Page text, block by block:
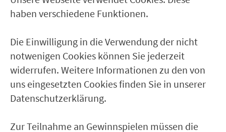
Ver­kehrs­ver­bund Groß­raum
22.000 Qua­drat­ki­lo­me­ter. 130 Ver­kehrs­un­
ter­neh­men. 1.100 Linien. Eine Fahr­kar­te.
Ver­bin­dungen
Abfahrten
haben verschiedene Funktionen.
Die Einwilligung in die Verwendung der nicht
notwenigen Cookies können Sie jederzeit
widerrufen. Weitere Informationen zu den von
uns eingesetzten Cookies finden Sie in unserer
Datenschutzerklärung.
Zur Teilnahme an Gewinnspielen müssen die